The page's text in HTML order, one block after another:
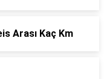
Arası Kaç Km